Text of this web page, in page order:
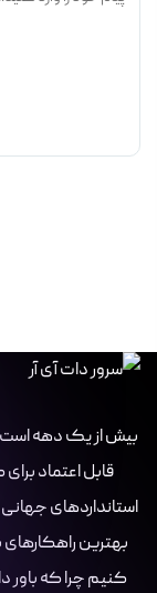
قابل اعتماد برای
استانداردهای
بهترین راهکارهای
کنیم چرا که باور